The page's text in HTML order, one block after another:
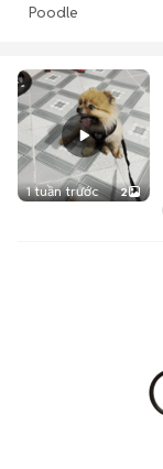
Poodle
1 tuần trước 2